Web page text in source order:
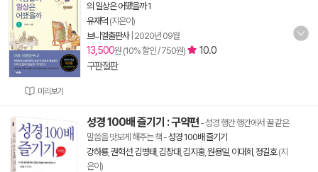
미리보기
의 일상은 어땠을까 1
유재덕 (지은이)
브니엘출판사| 2020년 09월
13,500원 (10% 할인 / 750원)
10.0
구판절판
성경 100배 즐기기 : 구약편 - 성경 행간 행간에서 꿀 같은
말씀을 맛보게 해주는 책 -성경 100배 즐기기
강하룡, 권혁선, 김병태 김창대 김지홍, 원용일 이대희 정길호(지
은이)